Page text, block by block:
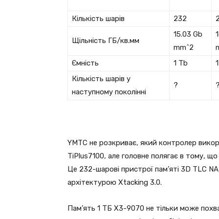
Кількість шарів 232
Щільність ГБ/кв.мм
15.03 Gb
mm^2
Ємність
1 Tb
Кількість шарів у
наступному поколінні
?
YMTC не розкриває, який контролер
TiPlus7100, але головне полягає в тому,
Це 232-шарові пристрої пам’яті 3D TLC
архітектурою Xtacking 3.0.
Пам’ять 1 ТБ X3-9070 не тільки може